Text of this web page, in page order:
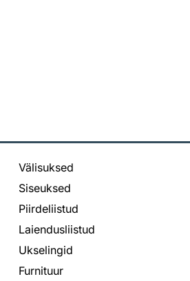
Välisuksed
Siseuksed
Piirdeliistud
Laiendusliistud
Ukselingid
Furnituur